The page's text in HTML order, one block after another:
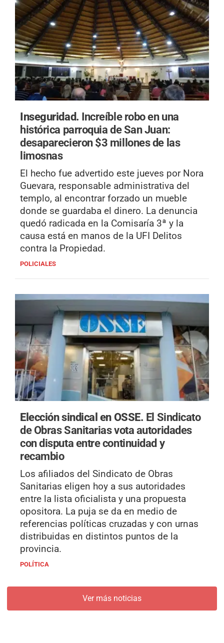
Inseguridad. Increíble robo en una
histórica parroquia de San Juan:
desaparecieron $3 millones de las
limosnas
El hecho fue advertido este jueves por Nora
Guevara, responsable administrativa del
templo, al encontrar forzado un mueble
donde se guardaba el dinero. La denuncia
quedó radicada en la Comisaría 3ª y la
causa está en manos de la UFI Delitos
contra la Propiedad.
POLICIALES
Elección sindical en OSSE. El Sindicato
de Obras Sanitarias vota autoridades
con disputa entre continuidad y
recambio
Los afiliados del Sindicato de Obras
Sanitarias eligen hoy a sus autoridades
entre la lista oficialista y una propuesta
opositora. La puja se da en medio de
referencias políticas cruzadas y con urnas
distribuidas en distintos puntos de la
provincia.
POLÍTICA
Ver más noticias